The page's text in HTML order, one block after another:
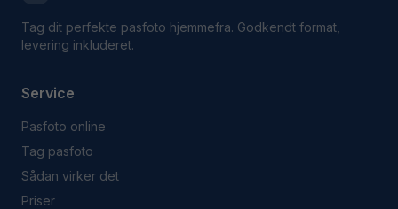
Tag dit perfekte pasfoto hjemmefra. Godkendt format,
levering inkluderet.
Service
Pasfoto online
Tag pasfoto
Sådan virker det
Priser